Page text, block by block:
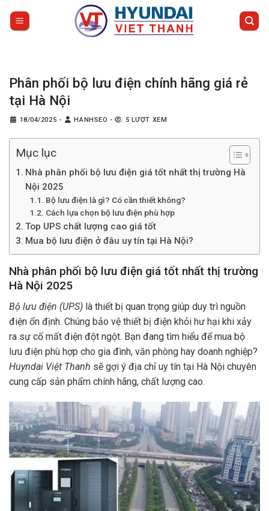
Phân phối bộ lưu điện chính hãng giá rẻ
tại Hà Nội
18/04/2025 - HANHSEO - 5 LƯỢT XEM
Mục lục
Nhà phân phối bộ lưu điện giá tốt nhất thị trường Hà
Nội 2025
Bộ lưu điện là gì? Có cần thiết không?
Cách lựa chọn bộ lưu điện phù hợp
Top UPS chất lượng cao giá tốt
Mua bộ lưu điện ở đâu uy tín tại Hà Nội?
Nhà phân phối bộ lưu điện giá tốt nhất thị trường
Hà Nội 2025
Bộ lưu điện (UPS) là thiết bị quan trọng giúp duy trì nguồn
điện ổn định. Chúng bảo vệ thiết bị điện khỏi hư hại khi xảy
ra sự cố mất điện đột ngột. Bạn đang tìm hiểu để mua bộ
lưu điện phù hợp cho gia đình, văn phòng hay doanh nghiệp?
Huyndai Việt Thanh sẽ gợi ý địa chỉ uy tín tại Hà Nội chuyên
cung cấp sản phẩm chính hãng, chất lượng cao.